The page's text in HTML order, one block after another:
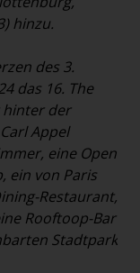
hinzu.
des 3.
das 16. The
hinter der
Appel
eine Open
ein von Paris
Restaurant,
Rooftoop-Bar
Stadtpark